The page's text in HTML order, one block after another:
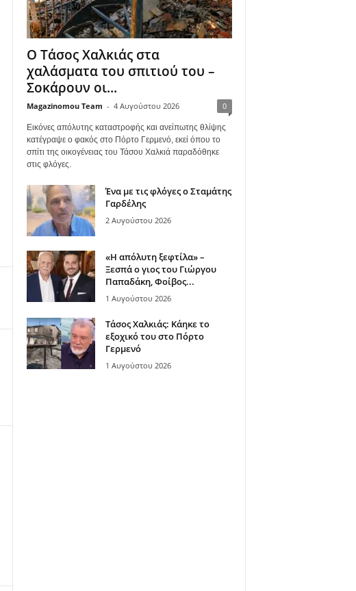
Ο Τάσος Χαλκιάς στα
χαλάσματα του σπιτιού του –
Σοκάρουν οι...
Magazinomou Team - 4 Αυγούστου 2026 0
Εικόνες απόλυτης καταστροφής και ανείπωτης θλίψης
κατέγραψε ο φακός στο Πόρτο Γερμενό, εκεί όπου το
σπίτι της οικογένειας του Τάσου Χαλκιά παραδόθηκε
στις φλόγες.
Ένα με τις φλόγες ο Σταμάτης
Γαρδέλης
2 Αυγούστου 2026
«Η απόλυτη ξεφτίλα» –
Ξεσπά ο γιος του Γιώργου
Παπαδάκη, Φοίβος...
1 Αυγούστου 2026
Τάσος Χαλκιάς: Κάηκε το
εξοχικό του στο Πόρτο
Γερμενό
1 Αυγούστου 2026